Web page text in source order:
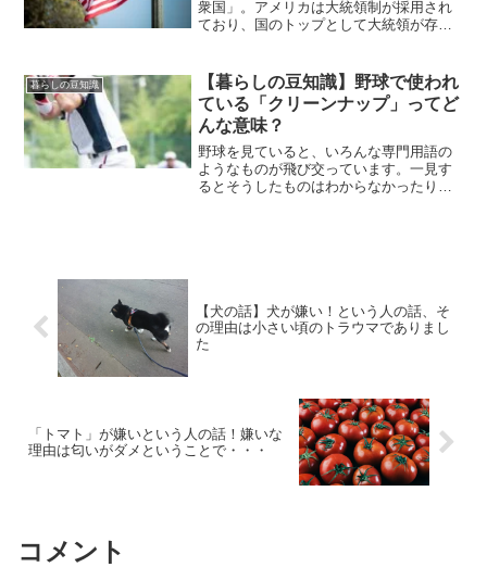
衆国」。アメリカは大統領制が採用され
ており、国のトップとして大統領が存在
暮らしの豆知識
【暮らしの豆知識】野球で使われ
ている「クリーンナップ」ってど
んな意味？
野球を見ていると、いろんな専門用語の
ようなものが飛び交っています。一見す
るとそうしたものはわからなかったりし
【犬の話】犬が嫌い！という人の話、そ
の理由は小さい頃のトラウマでありまし
た
「トマト」が嫌いという人の話！嫌いな
理由は匂いがダメということで・・・
コメント